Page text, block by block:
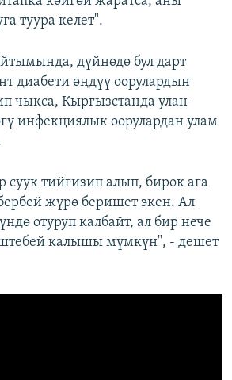
туура келет".
дүйнөдө бул дарт
диабети өңдүү оорулардын
чыкса, Кыргызстанда улан-
инфекциялык оорулардан улам
суук тийгизип алып, бирок ага
жүрө беришет экен. Ал
отуруп калбайт, ал бир нече
калышы мүмкүн", - дешет